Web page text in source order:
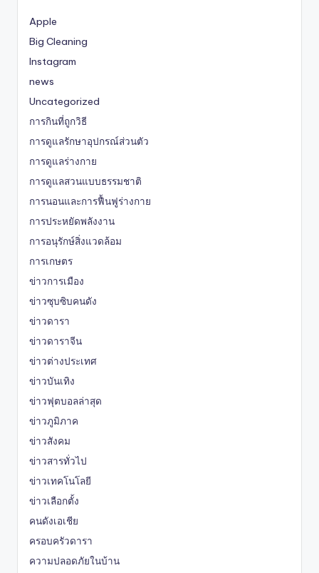
Apple
Big Cleaning
Instagram
news
Uncategorized
การกินที่ถูกวิธี
การดูแลรักษาอุปกรณ์ส่วนตัว
การดูแลร่างกาย
การดูแลสวนแบบธรรมชาติ
การนอนและการฟื้นฟูร่างกาย
การประหยัดพลังงาน
การอนุรักษ์สิ่งแวดล้อม
การเกษตร
ข่าวการเมือง
ข่าวซุบซิบคนดัง
ข่าวดารา
ข่าวดาราจีน
ข่าวต่างประเทศ
ข่าวบันเทิง
ข่าวฟุตบอลล่าสุด
ข่าวภูมิภาค
ข่าวสังคม
ข่าวสารทั่วไป
ข่าวเทคโนโลยี
ข่าวเลือกตั้ง
คนดังเอเชีย
ครอบครัวดารา
ความปลอดภัยในบ้าน